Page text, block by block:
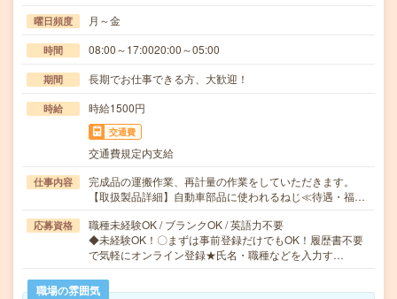
曜日頻度 月～金
時間 08:00～17:0020:00～05:00
期間 長期でお仕事できる方、大歓迎！
時給 時給1500円
交通費
交通費規定内支給
仕事内容
完成品の運搬作業、再計量の作業をしていただきます。
【取扱製品詳細】自動車部品に使われるねじ≪待遇・福…
応募資格
職種未経験OK / ブランクOK / 英語力不要
◆未経験OK！〇まずは事前登録だけでもOK！履歴書不要
で気軽にオンライン登録★氏名・職種などを入力す…
職場の雰囲気